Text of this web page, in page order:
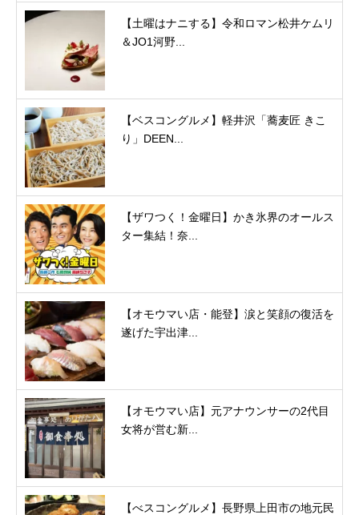
【土曜はナニする】令和ロマン松井ケムリ
＆JO1河野...
【ベスコングルメ】軽井沢「蕎麦匠 きこ
り」DEEN...
【ザワつく！金曜日】かき氷界のオールス
ター集結！奈...
【オモウマい店・能登】涙と笑顔の復活を
遂げた宇出津...
【オモウマい店】元アナウンサーの2代目
女将が営む新...
【べスコングルメ】長野県上田市の地元民